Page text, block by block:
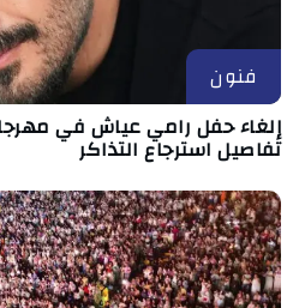
فنون
إلغاء حفل رامي عياش في
تفاصيل استرجاع التذاكر